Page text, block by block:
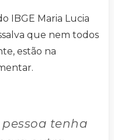
IBGE Maria Lucia
que nem todos
estão na
pessoa tenha